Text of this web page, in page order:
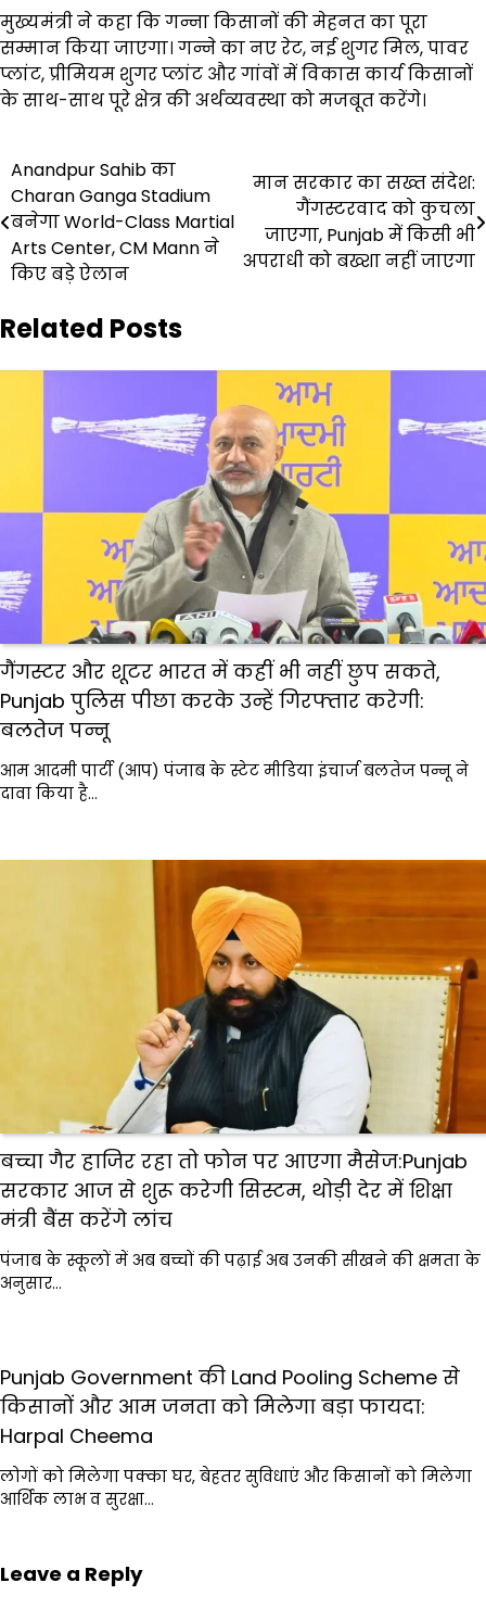
मुख्यमंत्री ने कहा कि गन्ना किसानों की मेहनत का पूरा
सम्मान किया जाएगा। गन्ने का नए रेट, नई शुगर मिल, पावर
प्लांट, प्रीमियम शुगर प्लांट और गांवों में विकास कार्य किसानों
के साथ-साथ पूरे क्षेत्र की अर्थव्यवस्था को मजबूत करेंगे।
Post
navigation
Anandpur Sahib का
Charan Ganga Stadium
बनेगा World-Class Martial
Arts Center, CM Mann ने
किए बड़े ऐलान
मान सरकार का सख्त संदेश:
गैंगस्टरवाद को कुचला
जाएगा, Punjab में किसी भी
अपराधी को बख्शा नहीं जाएगा
Related Posts
गैंगस्टर और शूटर भारत में कहीं भी नहीं छुप सकते,
Punjab पुलिस पीछा करके उन्हें गिरफ्तार करेगी:
बलतेज पन्नू
आम आदमी पार्टी (आप) पंजाब के स्टेट मीडिया इंचार्ज बलतेज पन्नू ने
दावा किया है…
बच्चा गैर हाजिर रहा तो फोन पर आएगा मैसेज:Punjab
सरकार आज से शुरू करेगी सिस्टम, थोड़ी देर में शिक्षा
मंत्री बैंस करेंगे लांच
पंजाब के स्कूलों में अब बच्चों की पढ़ाई अब उनकी सीखने की क्षमता के
अनुसार…
Punjab Government की Land Pooling Scheme से
किसानों और आम जनता को मिलेगा बड़ा फायदा:
Harpal Cheema
लोगों को मिलेगा पक्का घर, बेहतर सुविधाएं और किसानों को मिलेगा
आर्थिक लाभ व सुरक्षा…
Leave a Reply